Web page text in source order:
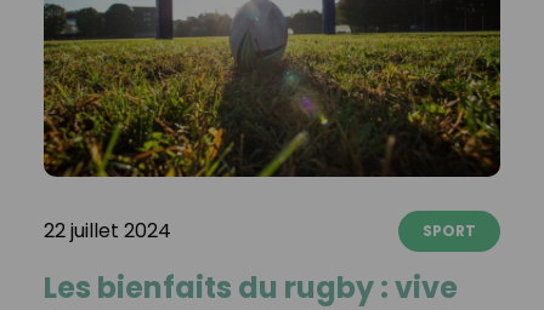
22 juillet 2024 SPORT
Les bienfaits du rugby : vive